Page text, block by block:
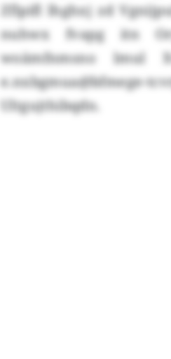
Zflpifl lhghxj zd
nuhwx fvapg itn
woämfnmsno lmul
Ultgujthibqdn.